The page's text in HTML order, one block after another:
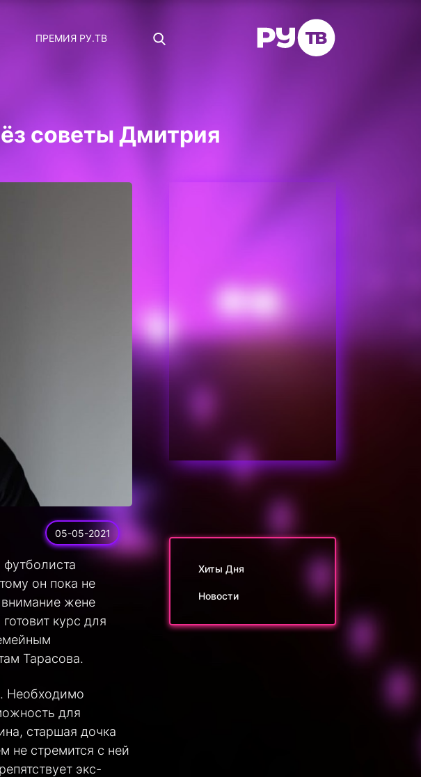
ПРЕМИЯ РУ.ТВ
советы Дмитрия
05-05-2021
он пока не
жене
курс для
Тарасова.
Необходимо
для
старшая дочка
не стремится с ней
экс-
Хиты Дня
Новости